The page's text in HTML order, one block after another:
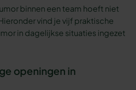
binnen een team hoeft niet
vind je vijf praktische
in dagelijkse situaties ingezet
openingen in